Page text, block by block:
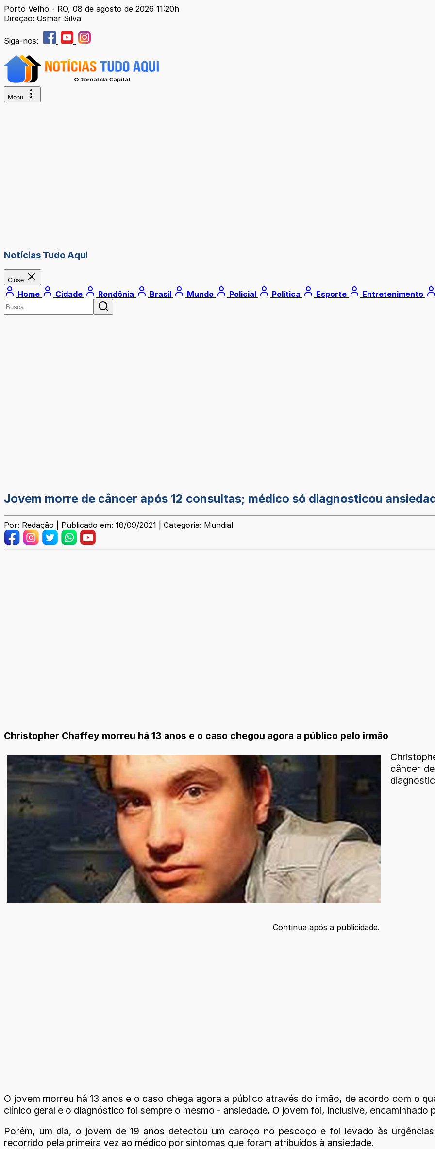
Porto Velho - RO, 08 de agosto de 2026 11:20h
Direção: Osmar Silva
Siga-nos:
Menu
Notícias Tudo Aqui
Close
Home Cidade Rondônia Brasil Mundo Policial Política Esporte Entretenimento
Jovem morre de câncer após 12 consultas; médico só diagnosticou
Por: Redação | Publicado em: 18/09/2021 | Categoria: Mundial
Christopher Chaffey morreu há 13 anos e o caso chegou agora a público pelo irmão
câncer
Continua após a publicidade.
O jovem morreu há 13 anos e o caso chega agora a público através do irmão, de acordo com o
clínico geral e o diagnóstico foi sempre o mesmo - ansiedade. O jovem foi, inclusive,
Porém, um dia, o jovem de 19 anos detectou um caroço no pescoço e foi levado às
recorrido pela primeira vez ao médico por sintomas que foram atribuídos à ansiedade.